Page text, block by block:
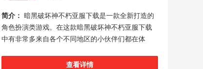
简介： 暗黑破坏神不朽亚服下载是一款全新打造的
角色扮演类游戏。在这款暗黑破坏神不朽亚服下载
中有非常多来自各个不同地区的小伙伴们都在体
由的挑战副本，提升自己的实力，沉浸式的冒险体
查看详情